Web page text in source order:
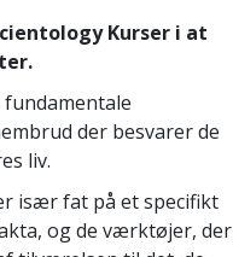
Kurser i at
fundamentale
der besvarer de
liv.
især fat på et specifikt
og de værktøjer, der